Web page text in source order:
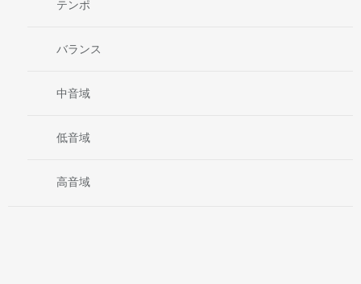
テンポ
バランス
中音域
低音域
高音域